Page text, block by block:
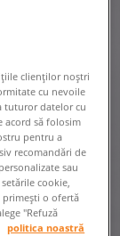
clienților noștri
cu nevoile
tuturor datelor cu
acord să folosim
pentru a
recomandări de
sau
cookie,
primești o ofertă
"Refuză
politica noastră